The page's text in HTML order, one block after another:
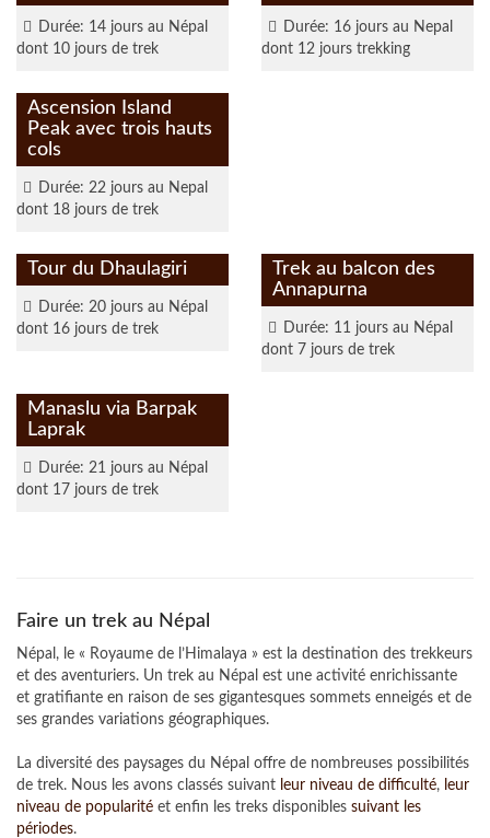
Durée: 14 jours au Népal
dont 10 jours de trek
Durée: 16 jours au Nepal
dont 12 jours trekking
en savoir plus
Ascension Island
Peak avec trois hauts
cols
Durée: 22 jours au Nepal
dont 18 jours de trek
en savoir plus
Tour du Dhaulagiri
Durée: 20 jours au Népal
dont 16 jours de trek
en savoir plus
Trek au balcon des
Annapurna
Durée: 11 jours au Népal
dont 7 jours de trek
en savoir plus
Manaslu via Barpak
Laprak
Durée: 21 jours au Népal
dont 17 jours de trek
Faire un trek au Népal
Népal, le « Royaume de l’Himalaya » est la destination des trekkeurs
et des aventuriers. Un trek au Népal est une activité enrichissante
et gratifiante en raison de ses gigantesques sommets enneigés et de
ses grandes variations géographiques.
La diversité des paysages du Népal offre de nombreuses possibilités
de trek. Nous les avons classés suivant leur niveau de difficulté, leur
niveau de popularité et enfin les treks disponibles suivant les
périodes.